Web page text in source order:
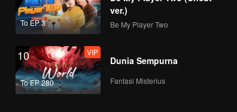
To EP 3
ver.)
Be My Player Two
10
To EP 280
VIP
Dunia Sempurna
Fantasi Misterius